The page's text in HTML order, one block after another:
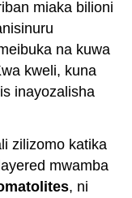
miaka bilioni
na kuwa
kweli, kuna
inayozalisha
zilizomo katika
mwamba
, ni